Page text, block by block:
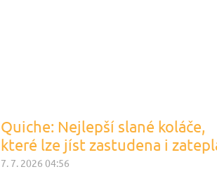
Quiche: Nejlepší slané koláče,
které lze jíst zastudena i
7. 7. 2026 04:56